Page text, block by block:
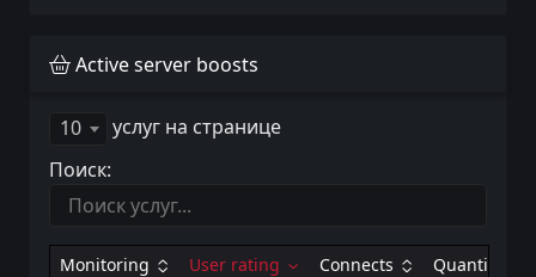
Active server boosts
10
услуг на странице
Поиск:
Monitoring User rating Connects Quantity